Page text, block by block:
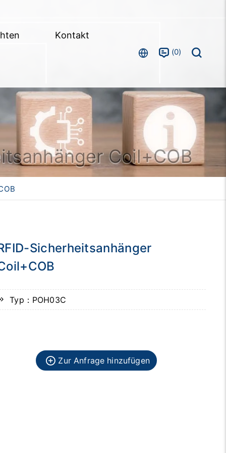
Kontakt
0
Coil+COB
Sicherheitsanhänger
Typ：POH03C
Zur Anfrage hinzufügen